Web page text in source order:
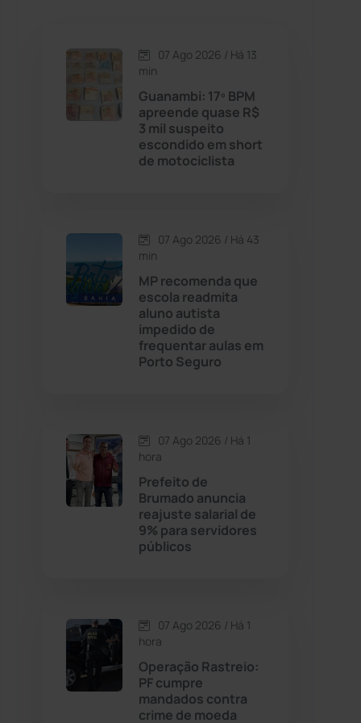
Caetité (1504)
Candiba (157)
Cândido Sales (121)
Caturama
Chapada Diamantina
Cordeiros
Dom Basílio
(1235)
Érico Cardoso
Esportes (522)
07 Ago 2026 / Há 13
min
Guanambi: 17º BPM
apreende quase R$
3 mil suspeito
escondido em short
de motociclista
07 Ago 2026 / Há 43
min
MP recomenda que
escola readmita
aluno autista
impedido de
frequentar aulas em
Porto Seguro
07 Ago 2026 / Há 1
hora
Prefeito de
Brumado anuncia
reajuste salarial de
9% para servidores
públicos
07 Ago 2026 / Há 1
hora
Operação Rastreio:
PF cumpre
mandados contra
crime de moeda